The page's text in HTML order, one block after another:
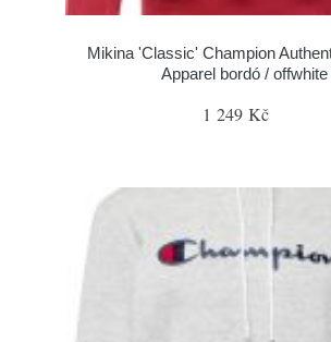
Mikina 'Classic' Champion
Apparel bordó / offwhite
1 249 Kč